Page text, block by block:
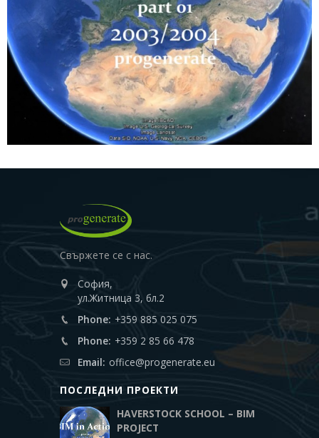
Свържете се с нас.
София,
ул.Житница 3, бл.2
Phone: +359 885 025 075
Phone: +359 2 85 66 478
Email: office@progenerate.eu
ПОСЛЕДНИ ПРОЕКТИ
HAVERSTOCK SCHOOL – BIM
PROJECT